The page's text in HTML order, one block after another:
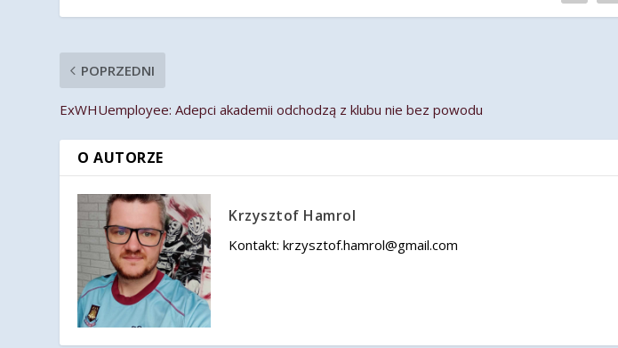
POPRZEDNI
ExWHUemployee: Adepci akademii odchodzą z klubu nie bez powodu
O AUTORZE
Krzysztof Hamrol
Kontakt: krzysztof.hamrol@gmail.com